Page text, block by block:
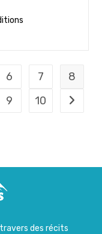
6 7
8
9
10 Aller à
des récits